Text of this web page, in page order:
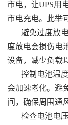
市电，让UPS用
市电充电。此举
避免过度放
度放电会损伤电
设备，减少负载
控制电池温
会加速老化。避
间，确保周围通
检查电池电